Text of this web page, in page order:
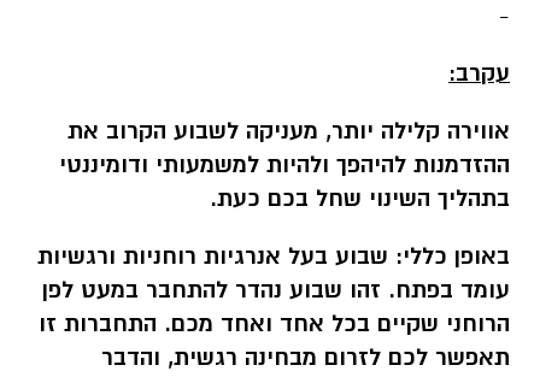
-
עקרב:
אווירה קלילה יותר, מעניקה לשבוע הקרוב את
ההזדמנות להיהפך ולהיות למשמעותי ודומיננטי
בתהליך השינוי שחל בכם כעת.
באופן כללי: שבוע בעל אנרגיות רוחניות ורגשיות
עומד בפתח. זהו שבוע נהדר להתחבר במעט לפן
הרוחני שקיים בכל אחד ואחד מכם. התחברות זו
תאפשר לכם לזרום מבחינה רגשית, והדבר